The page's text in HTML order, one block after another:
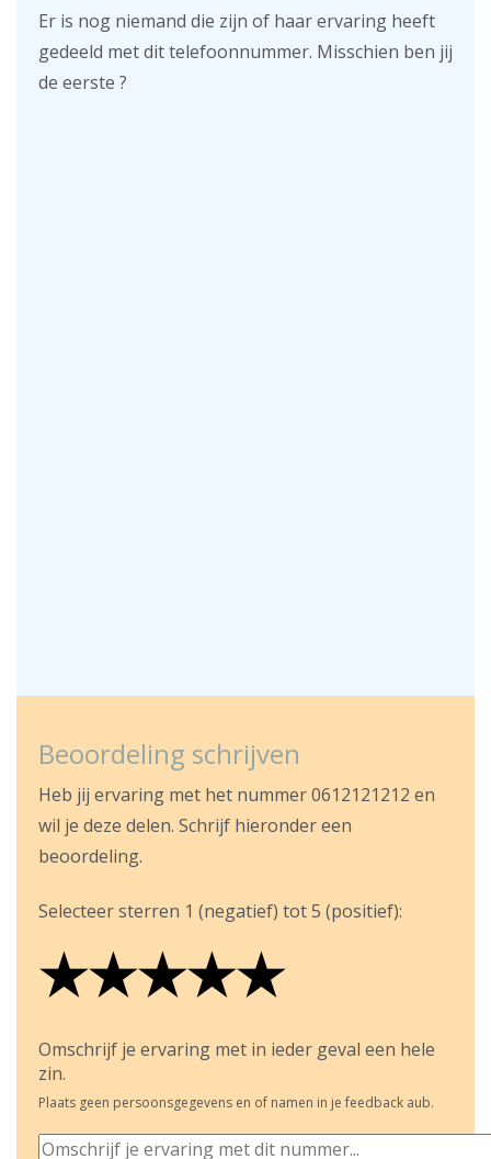
Er is nog niemand die zijn of haar ervaring heeft
gedeeld met dit telefoonnummer. Misschien ben jij
de eerste ?
Beoordeling schrijven
Heb jij ervaring met het nummer 0612121212 en
wil je deze delen. Schrijf hieronder een
beoordeling.
Selecteer sterren 1 (negatief) tot 5 (positief):
★
★★
★★★
★★★★
★★★★★
Omschrijf je ervaring met in ieder geval een hele
zin.
Plaats geen persoonsgegevens en of namen in je feedback aub.